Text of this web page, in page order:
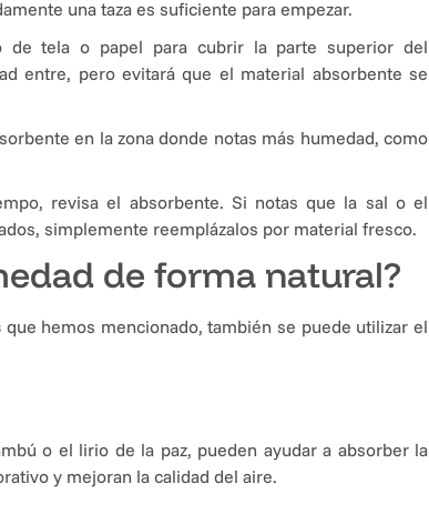
una taza es suficiente para empezar.
de tela o papel para cubrir la parte superior del
entre, pero evitará que el material absorbente se
en la zona donde notas más humedad, como
revisa el absorbente. Si notas que la sal o el
simplemente reemplázalos por material fresco.
de forma natural?
que hemos mencionado, también se puede utilizar el
o el lirio de la paz, pueden ayudar a absorber la
y mejoran la calidad del aire.